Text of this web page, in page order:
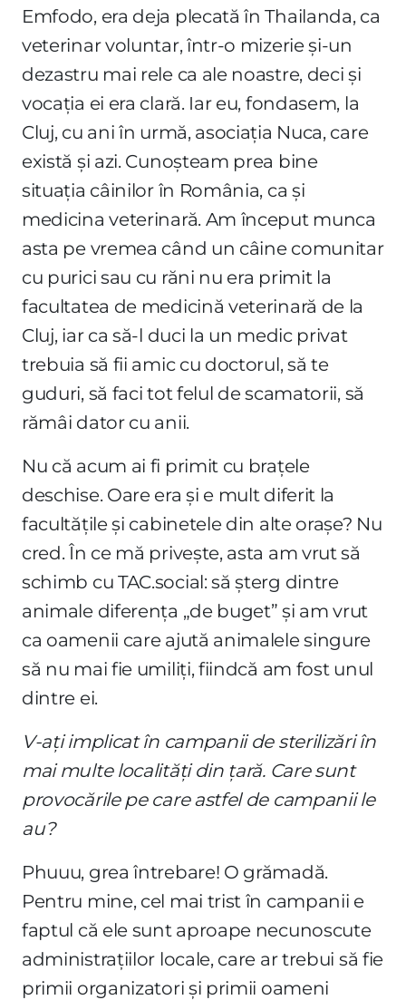
Emfodo, era deja plecată în Thailanda, ca
veterinar voluntar, într-o mizerie și-un
dezastru mai rele ca ale noastre, deci și
vocația ei era clară. Iar eu, fondasem, la
Cluj, cu ani în urmă, asociația Nuca, care
există și azi. Cunoșteam prea bine
situația câinilor în România, ca și
medicina veterinară. Am început munca
asta pe vremea când un câine comunitar
cu purici sau cu răni nu era primit la
facultatea de medicină veterinară de la
Cluj, iar ca să-l duci la un medic privat
trebuia să fii amic cu doctorul, să te
guduri, să faci tot felul de scamatorii, să
rămâi dator cu anii.
Nu că acum ai fi primit cu brațele
deschise. Oare era și e mult diferit la
facultățile și cabinetele din alte orașe? Nu
cred. În ce mă privește, asta am vrut să
schimb cu TAC.social: să șterg dintre
animale diferența „de buget” și am vrut
ca oamenii care ajută animalele singure
să nu mai fie umiliți, fiindcă am fost unul
dintre ei.
V-ați implicat în campanii de sterilizări în
mai multe localități din țară. Care sunt
provocările pe care astfel de campanii le
au?
Phuuu, grea întrebare! O grămadă.
Pentru mine, cel mai trist în campanii e
faptul că ele sunt aproape necunoscute
administrațiilor locale, care ar trebui să fie
primii organizatori și primii oameni